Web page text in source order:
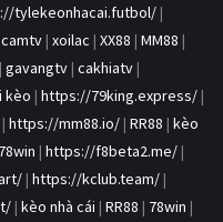
tylekeonhacai.futbol/ |
| xoilac | XX88 | MM88 |
| gavangtv | cakhiatv |
kèo | https://79king.express/ |
| https://mm88.io/ | RR88 | kèo
78win | https://f8beta2.me/ |
| https://kclub.team/ |
| kèo nhà cái | RR88 | 78win |